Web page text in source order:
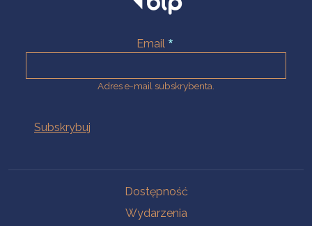
Email
Adres e-mail subskrybenta.
Dostępność
Wydarzenia